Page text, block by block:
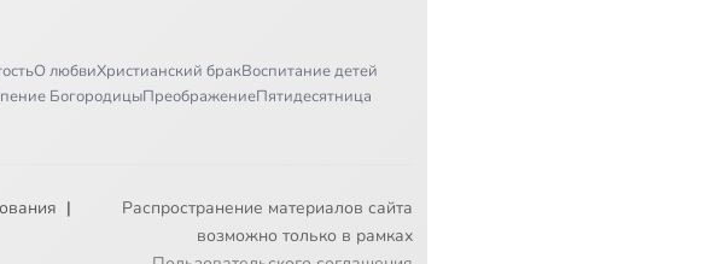
О любвиХристианский бракВоспитание детей
БогородицыПреображениеПятидесятница
|
Распространение материалов сайта
возможно только в рамках